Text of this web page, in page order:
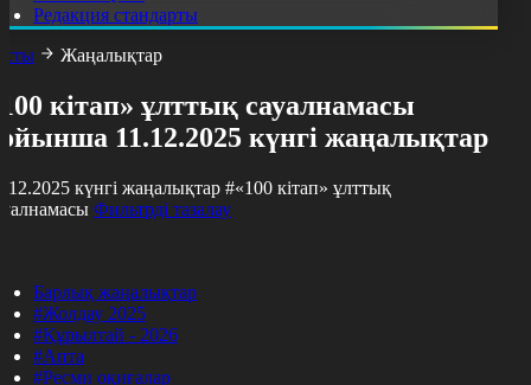
Редакция стандарты
Жаңалықтар
кітап» ұлттық сауалнамасы
11.12.2025 күнгі жаңалықтар
күнгі жаңалықтар #«100 кітап» ұлттық
Фильтрді тазалау
Барлық жаңалықтар
#Жолдау 2025
#Құрылтай - 2026
#Апта
#Ресми оқиғалар